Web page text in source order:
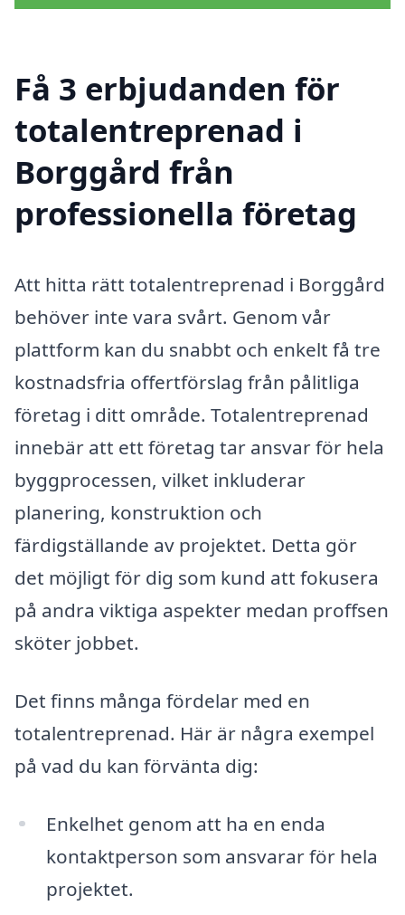
Få 3 erbjudanden för
totalentreprenad i
Borggård från
professionella företag
Att hitta rätt totalentreprenad i Borggård
behöver inte vara svårt. Genom vår
plattform kan du snabbt och enkelt få tre
kostnadsfria offertförslag från pålitliga
företag i ditt område. Totalentreprenad
innebär att ett företag tar ansvar för hela
byggprocessen, vilket inkluderar
planering, konstruktion och
färdigställande av projektet. Detta gör
det möjligt för dig som kund att fokusera
på andra viktiga aspekter medan proffsen
sköter jobbet.
Det finns många fördelar med en
totalentreprenad. Här är några exempel
på vad du kan förvänta dig:
Enkelhet genom att ha en enda
kontaktperson som ansvarar för hela
projektet.